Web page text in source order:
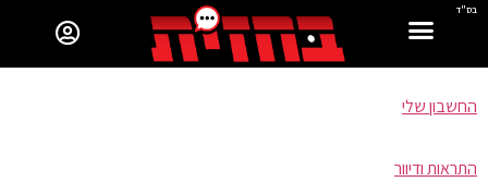
בס"ד
החשבון שלי
התראות ודיוור